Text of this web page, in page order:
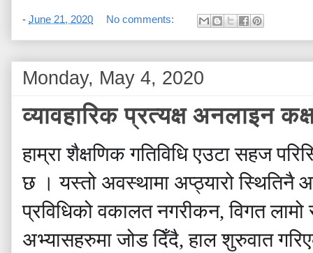
- June 21, 2020 No comments:
Monday, May 4, 2020
व्यावहारिक प्रत्यक्ष अनलाइन
हाम्रा शैक्षणिक गतिविधि एउटा सहज
छ । यस्तो अवस्थामा अप्ठ्यारो स्थितिनै
प्रविधिको वकालत नगरीकन, विगत
अभ्यासहरुमा जोड दिँदै, हाल शुरुवात